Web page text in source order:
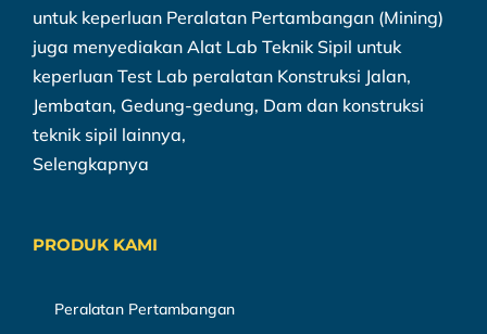
untuk keperluan Peralatan Pertambangan (Mining)
juga menyediakan Alat Lab Teknik Sipil untuk
keperluan Test Lab peralatan Konstruksi Jalan,
Jembatan, Gedung-gedung, Dam dan konstruksi
teknik sipil lainnya,
Selengkapnya
PRODUK KAMI
Peralatan Pertambangan